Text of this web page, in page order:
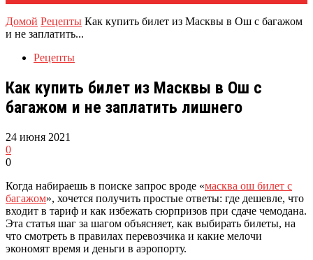
Домой Рецепты Как купить билет из Масквы в Ош с багажом
и не заплатить...
Рецепты
Как купить билет из Масквы в Ош с
багажом и не заплатить лишнего
24 июня 2021
0
0
Когда набираешь в поиске запрос вроде «масква ош билет с
багажом», хочется получить простые ответы: где дешевле, что
входит в тариф и как избежать сюрпризов при сдаче чемодана.
Эта статья шаг за шагом объясняет, как выбирать билеты, на
что смотреть в правилах перевозчика и какие мелочи
экономят время и деньги в аэропорту.